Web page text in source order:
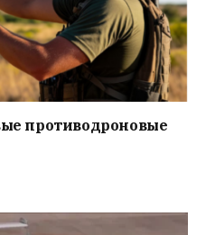
противодроновые